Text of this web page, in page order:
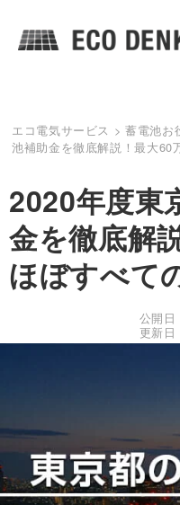
エコ電気サービス >蓄電池お
池補助金を徹底解説！最大60
2020年度東
金を徹底解
ほぼすべて
公開日
更新日